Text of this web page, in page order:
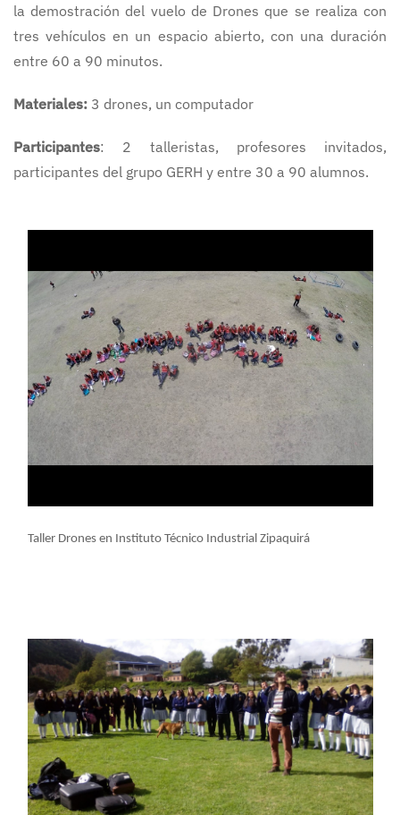
la demostración del vuelo de Drones que se realiza con
tres vehículos en un espacio abierto, con una duración
entre 60 a 90 minutos.
Materiales: 3 drones, un computador
Participantes: 2 talleristas, profesores invitados,
participantes del grupo GERH y entre 30 a 90 alumnos.
Taller Drones en Instituto Técnico Industrial Zipaquirá